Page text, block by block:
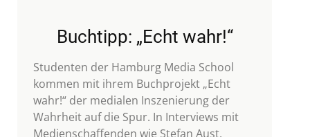
Buchtipp: „Echt wahr!“
Studenten der Hamburg Media School
kommen mit ihrem Buchprojekt „Echt
wahr!“ der medialen Inszenierung der
Wahrheit auf die Spur. In Interviews mit
Medienschaffenden wie Stefan Aust,